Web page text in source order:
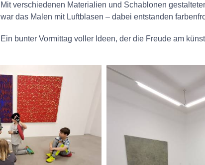
Mit verschiedenen Materialien und Schablonen
war das Malen mit Luftblasen – dabei entstanden
Ein bunter Vormittag voller Ideen, der die Freude am